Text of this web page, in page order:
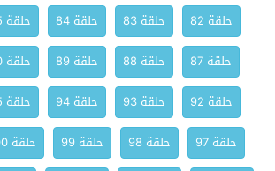
حلقة 82
حلقة 83 حلقة 84 حلقة 85
حلقة 87
حلقة 88 حلقة 89 حلقة 90
حلقة 92
حلقة 93 حلقة 94 حلقة 95
حلقة 97
حلقة 98 حلقة 99 حلقة 100